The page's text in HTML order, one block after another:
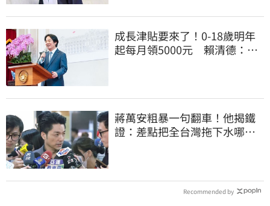
成長津貼要來了！0-18歲明年
起每月領5000元 賴清德：此
蔣萬安粗暴一句翻車！他揭鐵
證：差點把全台灣拖下水哪時
Recommended by